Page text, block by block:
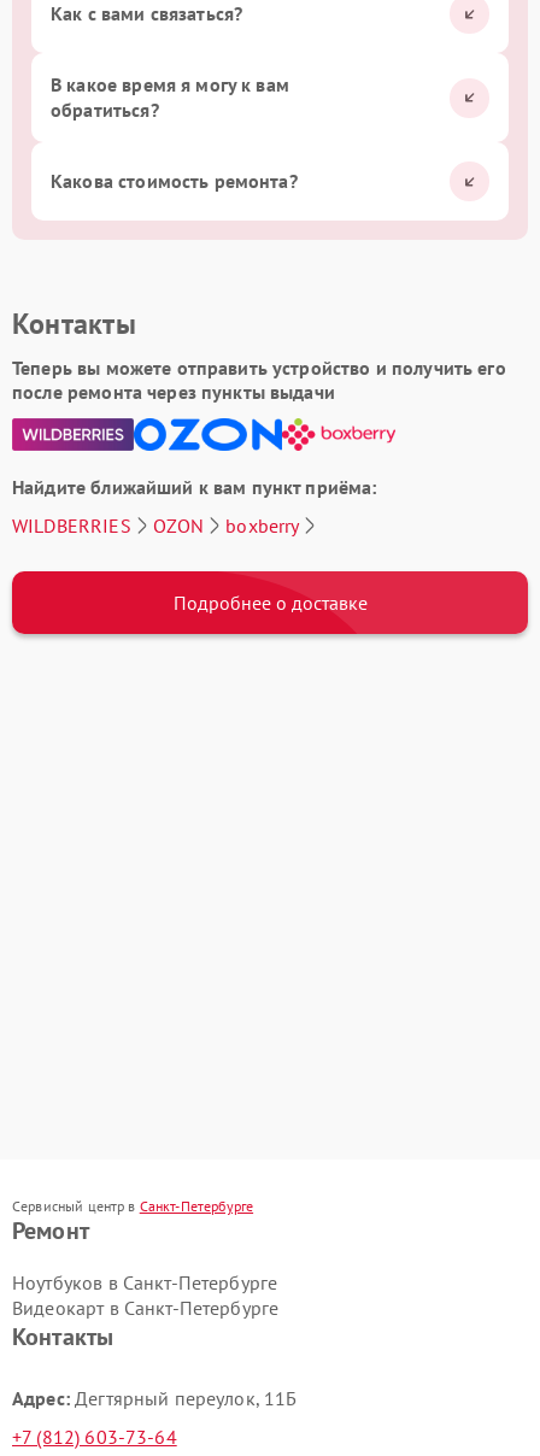
Как с вами связаться?
В какое время я могу к вам
обратиться?
Какова стоимость ремонта?
Контакты
Теперь вы можете отправить устройство и получить его
после ремонта через пункты выдачи
Найдите ближайший к вам пункт приёма:
WILDBERRIES
OZON boxberry
Подробнее о доставке
Сервисный центр в Санкт-Петербурге
Ремонт
Ноутбуков в Санкт-Петербурге
Видеокарт в Санкт-Петербурге
Контакты
Адрес:Дегтярный переулок, 11Б
+7 (812) 603-73-64